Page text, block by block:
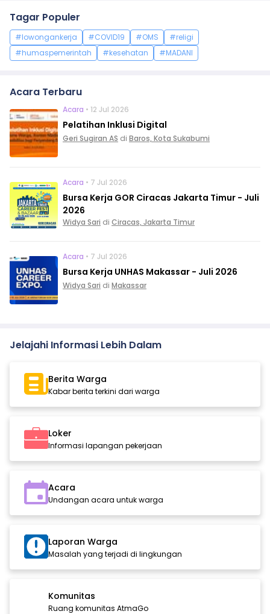
Tagar Populer
#lowongankerja #COVID19 #OMS
#religi
#humaspemerintah
#kesehatan #MADANI
Acara Terbaru
Acara • 12 Jul 2026
Pelatihan Inklusi Digital
Geri Sugiran AS di Baros, Kota Sukabumi
Acara • 7 Jul 2026
Bursa Kerja GOR Ciracas Jakarta Timur - Juli
2026
Widya Sari di Ciracas, Jakarta Timur
Acara • 7 Jul 2026
Bursa Kerja UNHAS Makassar - Juli 2026
Widya Sari di Makassar
Jelajahi Informasi Lebih Dalam
Berita Warga
Kabar berita terkini dari warga
Loker
Informasi lapangan pekerjaan
Acara
Undangan acara untuk warga
Laporan Warga
Masalah yang terjadi di lingkungan
Komunitas
Ruang komunitas AtmaGo